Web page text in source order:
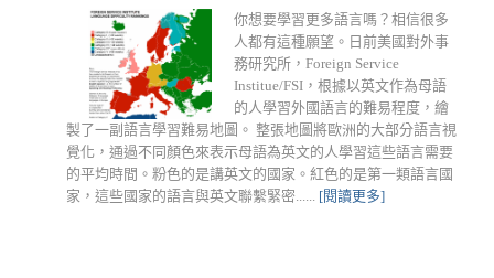
你想要學習更多語言嗎？相信很多
人都有這種願望。日前美國對外事
務研究所，Foreign Service
Institue/FSI，根據以英文作為母語
的人學習外國語言的難易程度，繪
製了一副語言學習難易地圖。 整張地圖將歐洲的大部分語言視
覺化，通過不同顏色來表示母語為英文的人學習這些語言需要
的平均時間。粉色的是講英文的國家。紅色的是第一類語言國
家，這些國家的語言與英文聯繫緊密...... [閱讀更多]